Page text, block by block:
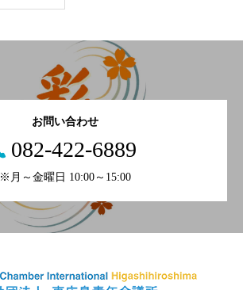
お問い合わせ
082-422-6889
※月～金曜日 10:00～15:00